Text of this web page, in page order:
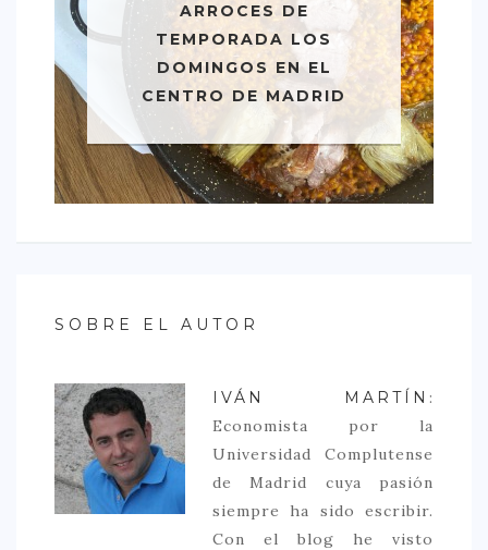
ARROCES DE
TEMPORADA LOS
DOMINGOS EN EL
CENTRO DE MADRID
SOBRE EL AUTOR
IVÁN MARTÍN :
Economista por la
Universidad Complutense
de Madrid cuya pasión
siempre ha sido escribir.
Con el blog he visto